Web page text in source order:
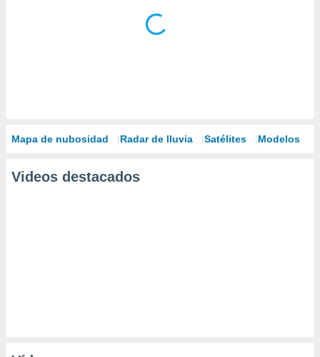
Mapa de nubosidad Radar de lluvia Satélites Modelos
Videos destacados